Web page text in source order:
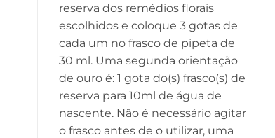
reserva dos remédios florais
escolhidos e coloque 3 gotas de
cada um no frasco de pipeta de
30 ml. Uma segunda orientação
de ouro é: 1 gota do(s) frasco(s) de
reserva para 10ml de água de
nascente. Não é necessário agitar
o frasco antes de o utilizar, uma